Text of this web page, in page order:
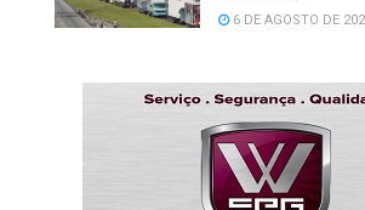
6 DE AGOSTO DE